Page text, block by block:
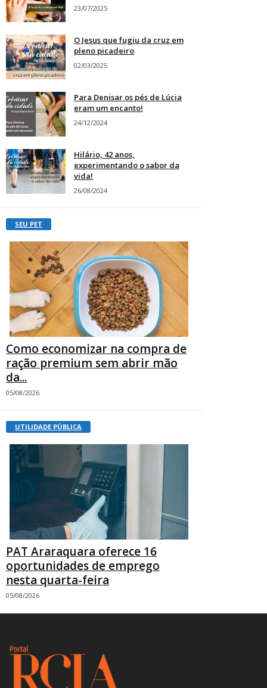
23/07/2025
O Jesus que fugiu da cruz em
pleno picadeiro
02/03/2025
Para Denisar os pés de Lúcia
eram um encanto!
24/12/2024
Hilário, 42 anos,
experimentando o sabor da
vida!
26/08/2024
SEU PET
Como economizar na compra de
ração premium sem abrir mão
da...
05/08/2026
UTILIDADE PÚBLICA
PAT Araraquara oferece 16
oportunidades de emprego
nesta quarta-feira
05/08/2026